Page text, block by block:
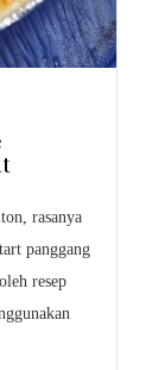
rasanya
panggang
resep